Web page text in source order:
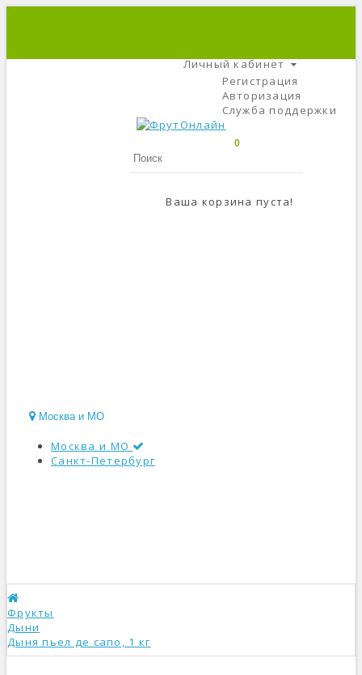
Личный кабинет
Регистрация
Авторизация
Служба поддержки
0
Ваша корзина пуста!
Москва и МО
Москва и МО
Санкт-Петербург
Фрукты
Дыни
Дыня пьел де сапо, 1 кг